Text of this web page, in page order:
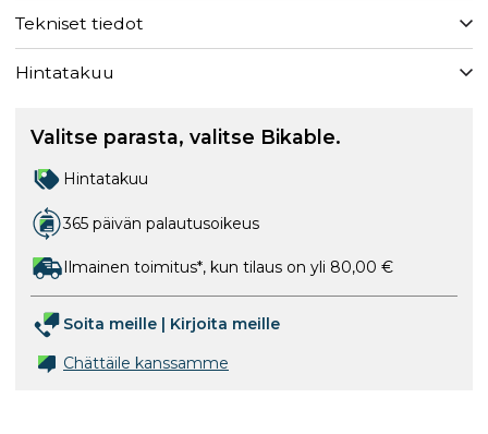
Tekniset tiedot
Hintatakuu
Valitse parasta, valitse Bikable.
Hintatakuu
365 päivän palautusoikeus
Ilmainen toimitus*, kun tilaus on yli 80,00 €
Soita meille
Kirjoita meille
Chättäile kanssamme